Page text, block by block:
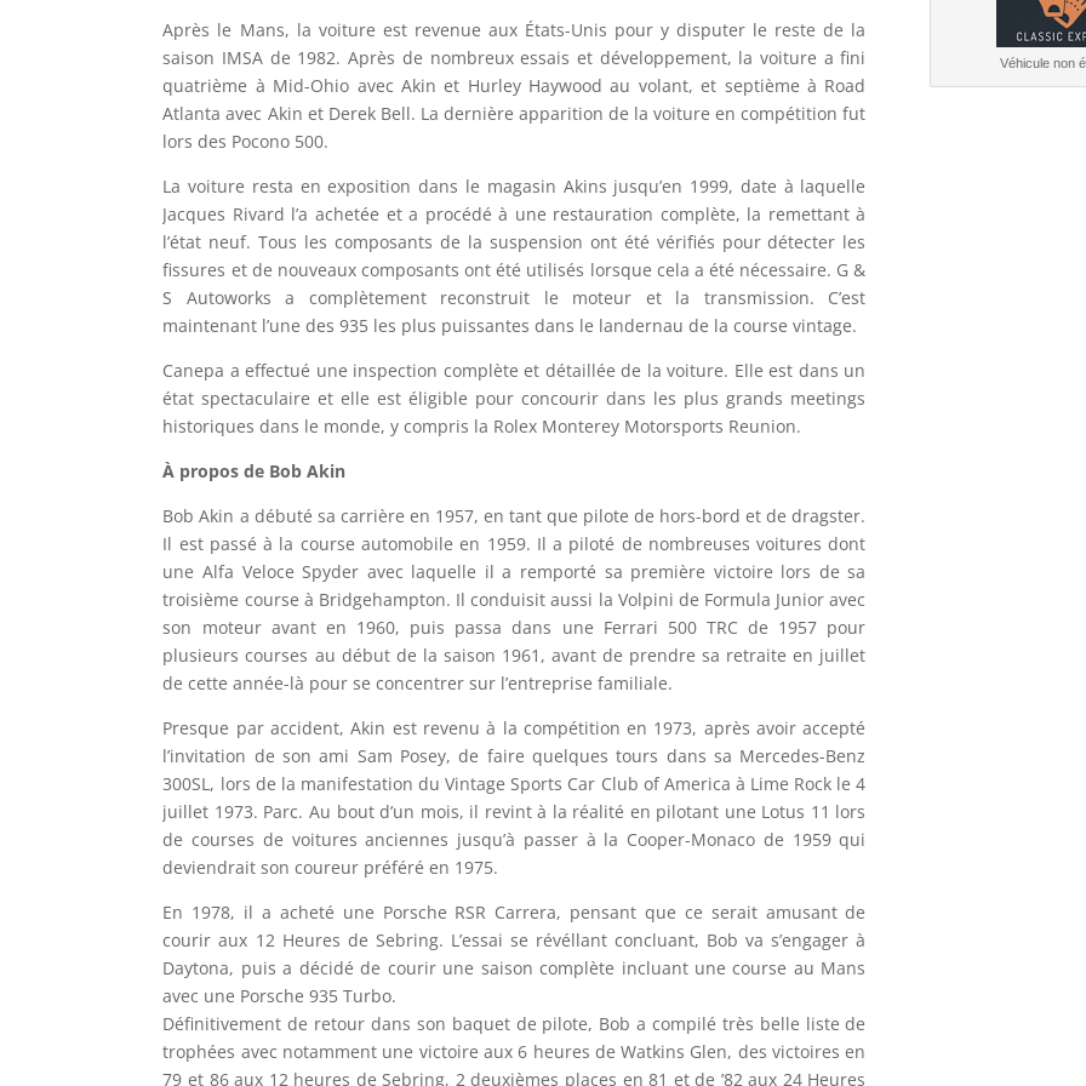
Après le Mans, la voiture est revenue aux États-Unis pour y disputer le reste de la
saison IMSA de 1982. Après de nombreux essais et développement, la voiture a fini
quatrième à Mid-Ohio avec Akin et Hurley Haywood au volant, et septième à Road
Atlanta avec Akin et Derek Bell. La dernière apparition de la voiture en compétition fut
lors des Pocono 500.
La voiture resta en exposition dans le magasin Akins jusqu’en 1999, date à laquelle
Jacques Rivard l’a achetée et a procédé à une restauration complète, la remettant à
l’état neuf. Tous les composants de la suspension ont été vérifiés pour détecter les
fissures et de nouveaux composants ont été utilisés lorsque cela a été nécessaire. G &
S Autoworks a complètement reconstruit le moteur et la transmission. C’est
maintenant l’une des 935 les plus puissantes dans le landernau de la course vintage.
Canepa a effectué une inspection complète et détaillée de la voiture. Elle est dans un
état spectaculaire et elle est éligible pour concourir dans les plus grands meetings
historiques dans le monde, y compris la Rolex Monterey Motorsports Reunion.
À propos de Bob Akin
Bob Akin a débuté sa carrière en 1957, en tant que pilote de hors-bord et de dragster.
Il est passé à la course automobile en 1959. Il a piloté de nombreuses voitures dont
une Alfa Veloce Spyder avec laquelle il a remporté sa première victoire lors de sa
troisième course à Bridgehampton. Il conduisit aussi la Volpini de Formula Junior avec
son moteur avant en 1960, puis passa dans une Ferrari 500 TRC de 1957 pour
plusieurs courses au début de la saison 1961, avant de prendre sa retraite en juillet
de cette année-là pour se concentrer sur l’entreprise familiale.
Presque par accident, Akin est revenu à la compétition en 1973, après avoir accepté
l’invitation de son ami Sam Posey, de faire quelques tours dans sa Mercedes-Benz
300SL, lors de la manifestation du Vintage Sports Car Club of America à Lime Rock le 4
juillet 1973. Parc. Au bout d’un mois, il revint à la réalité en pilotant une Lotus 11 lors
de courses de voitures anciennes jusqu’à passer à la Cooper-Monaco de 1959 qui
deviendrait son coureur préféré en 1975.
En 1978, il a acheté une Porsche RSR Carrera, pensant que ce serait amusant de
courir aux 12 Heures de Sebring. L’essai se révéllant concluant, Bob va s’engager à
Daytona, puis a décidé de courir une saison complète incluant une course au Mans
avec une Porsche 935 Turbo.
Définitivement de retour dans son baquet de pilote, Bob a compilé très belle liste de
trophées avec notamment une victoire aux 6 heures de Watkins Glen, des victoires en
79 et 86 aux 12 heures de Sebring, 2 deuxièmes places en 81 et de ’82 aux 24 Heures
Véhicule non